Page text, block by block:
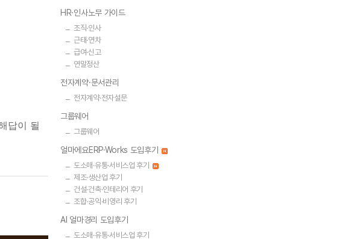
답이 될
HR·인사노무 가이드
조직·인사
근태·연차
급여·신고
연말정산
전자계약·문서관리
전자계약·전자설문
그룹웨어
그룹웨어
얼마에요ERP·Works 도입후기
도소매·유통·서비스업 후기
제조·생산업 후기
건설·건축·인테리어 후기
조합·공익·비영리 후기
AI 얼마경리 도입후기
도소매·유통·서비스업 후기